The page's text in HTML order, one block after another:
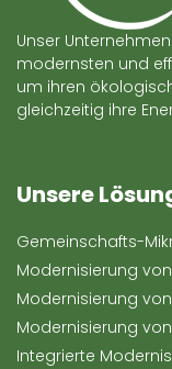
Unser
modernsten und
um ihren
gleichzeitig ihre
Unsere
Gemeinschafts-
Modernisierung
Modernisierung
Modernisierung
Integrierte